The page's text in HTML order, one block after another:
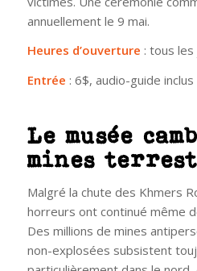
annuellement le 9 mai.
Heures d’ouverture : tous
Entrée : 6$, audio-guide inclus
Le musée
mines
Malgré la chute des Khmers
horreurs ont continué même
Des millions de mines
non-explosées subsistent